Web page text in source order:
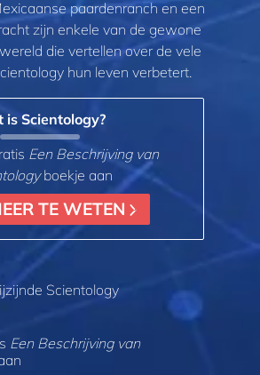
paardenranch en een
zijn enkele van de gewone
die vertellen over de vele
hun leven verbetert.
is Scientology?
Een Beschrijving van
boekje aan
TE WETEN
Scientology
Een Beschrijving van